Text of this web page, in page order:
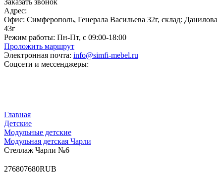
Заказать звонок
Адрес:
Офис: Симферополь, Генерала Васильева 32г, склад: Данилова
43г
Режим работы: Пн-Пт, с 09:00-18:00
Проложить маршрут
Электронная почта: info@simfi-mebel.ru
Соцсети и мессенджеры:
Главная
Детские
Модульные детские
Модульная детская Чарли
Стеллаж Чарли №6
276807680RUB